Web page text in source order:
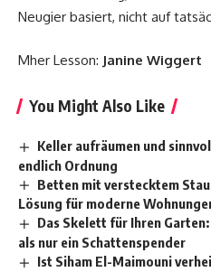
Neugier basiert, nicht auf
Mher Lesson: Janine Wiggert
You Might Also Like
Keller aufräumen und
endlich Ordnung
Betten mit verstecktem
Lösung für moderne
Das Skelett für Ihren
als nur ein Schattenspender
Ist Siham El-Maimouni